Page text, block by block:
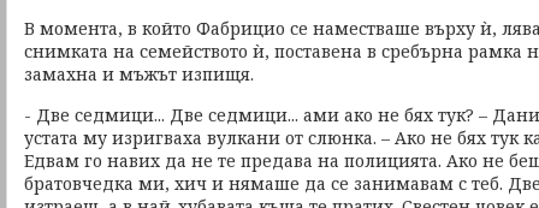
В момента, в който Фабрицио се наместваше върху ѝ,
снимката на семейството ѝ, поставена в сребърна рамка
замахна и мъжът изпищя.
- Две седмици... Две седмици... ами ако не бях тук? –
устата му изригваха вулкани от слюнка. – Ако не бях тук
Едвам го навих да не те предава на полицията. Ако не
братовчедка ми, хич и нямаше да се занимавам с теб.